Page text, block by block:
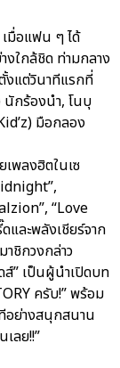
มื่อแฟน ๆ ได้
ใกล้ชิด ท่ามกลาง
งแต่วินาทีแรกที่
นักร้องนำ, โนบุ
มือกลอง
เพลงฮิตในเซ
“Love
และพลังเชียร์จาก
ชิกวงกล่าว
ส์” เป็นผู้นำเปิดบท
ครับ!” พร้อม
อย่างสนุกสนาน
ลย!!”